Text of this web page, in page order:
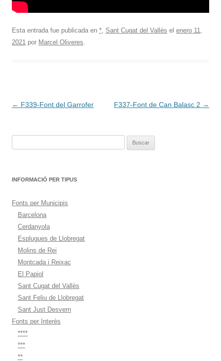
Esta entrada fue publicada en *, Sant Cugat del Vallès el enero 11,
2021 por Marcel Oliveres.
Navegación
← F339-Font del Garrofer F337-Font de Can Balasc 2 →
INFORMACIÓ PER TIPUS
Fonts per Municipis
Barcelona
Cerdanyola
Esplugues de Llobregat
Molins de Rei
Montcada i Reixac
El Papiol
Sant Cugat del Vallès
Sant Feliu de Llobregat
Sant Just Desvern
Fonts per Interès
****
***
**